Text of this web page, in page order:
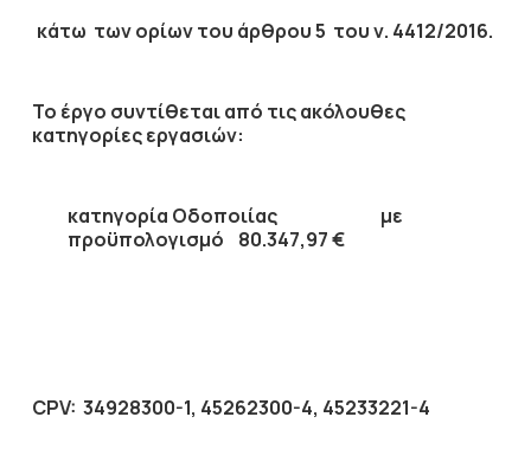
κάτω των ορίων του άρθρου 5 του ν. 4412/2016.
Το έργο συντίθεται από τις ακόλουθες
κατηγορίες εργασιών:
κατηγορία Οδοποιίας
με
προϋπολογισμό
80.347,97 €
CPV: 34928300-1, 45262300-4, 45233221-4